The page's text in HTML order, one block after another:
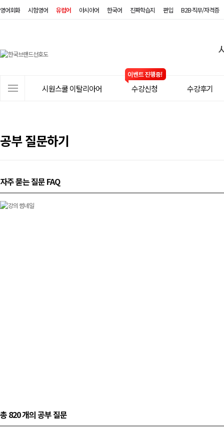
영어회화 시험영어 유럽어 아시아어 한국어 진짜학습지 편입 B2B·직무/자격증
원
쿨
뉴
시원스쿨 이탈리아어 수강신청 수강후기
공부 질문하기
자주 묻는 질문 FAQ
총 820 개의 공부 질문